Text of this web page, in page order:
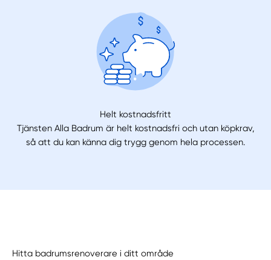
Helt kostnadsfritt
Tjänsten Alla Badrum är helt kostnadsfri och utan köpkrav,
så att du kan känna dig trygg genom hela processen.
Hitta badrumsrenoverare i ditt område